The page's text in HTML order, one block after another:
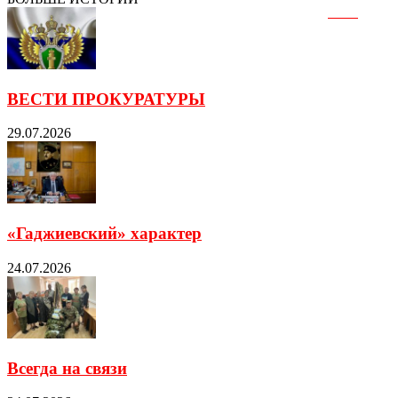
ВЕСТИ ПРОКУРАТУРЫ
29.07.2026
«Гаджиевский» характер
24.07.2026
Всегда на связи